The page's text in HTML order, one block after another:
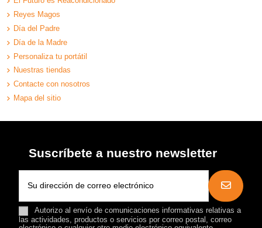
Reyes Magos
Día del Padre
Día de la Madre
Personaliza tu portátil
Nuestras tiendas
Contacte con nosotros
Mapa del sitio
Suscríbete a nuestro newsletter
Autorizo al envío de comunicaciones informativas relativas a
las actividades, productos o servicios por correo postal, correo